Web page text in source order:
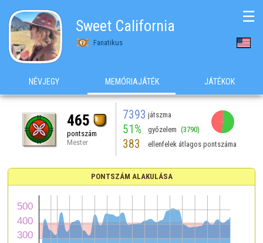
Sweet California
Fanatikus
☰
NÉVJEGY MEMÓRIAJÁTÉK JÁTÉKOK
465
pontszám
Mester
7393 játszma
51% győzelem (3790)
383 ellenfelek átlagos pontszáma
PONTSZÁM ALAKULÁSA